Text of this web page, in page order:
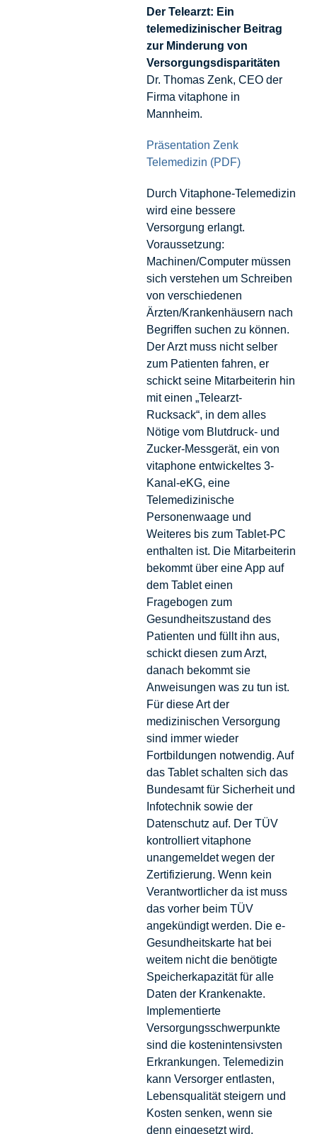
Der Telearzt: Ein
telemedizinischer Beitrag
zur Minderung von
Versorgungsdisparitäten
Dr. Thomas Zenk, CEO der
Firma vitaphone in
Mannheim.
Präsentation Zenk
Telemedizin (PDF)
Durch Vitaphone-Telemedizin
wird eine bessere
Versorgung erlangt.
Voraussetzung:
Machinen/Computer müssen
sich verstehen um Schreiben
von verschiedenen
Ärzten/Krankenhäusern nach
Begriffen suchen zu können.
Der Arzt muss nicht selber
zum Patienten fahren, er
schickt seine Mitarbeiterin hin
mit einen „Telearzt-
Rucksack“, in dem alles
Nötige vom Blutdruck- und
Zucker-Messgerät, ein von
vitaphone entwickeltes 3-
Kanal-eKG, eine
Telemedizinische
Personenwaage und
Weiteres bis zum Tablet-PC
enthalten ist. Die Mitarbeiterin
bekommt über eine App auf
dem Tablet einen
Fragebogen zum
Gesundheitszustand des
Patienten und füllt ihn aus,
schickt diesen zum Arzt,
danach bekommt sie
Anweisungen was zu tun ist.
Für diese Art der
medizinischen Versorgung
sind immer wieder
Fortbildungen notwendig. Auf
das Tablet schalten sich das
Bundesamt für Sicherheit und
Infotechnik sowie der
Datenschutz auf. Der TÜV
kontrolliert vitaphone
unangemeldet wegen der
Zertifizierung. Wenn kein
Verantwortlicher da ist muss
das vorher beim TÜV
angekündigt werden. Die e-
Gesundheitskarte hat bei
weitem nicht die benötigte
Speicherkapazität für alle
Daten der Krankenakte.
Implementierte
Versorgungsschwerpunkte
sind die kostenintensivsten
Erkrankungen. Telemedizin
kann Versorger entlasten,
Lebensqualität steigern und
Kosten senken, wenn sie
denn eingesetzt wird.